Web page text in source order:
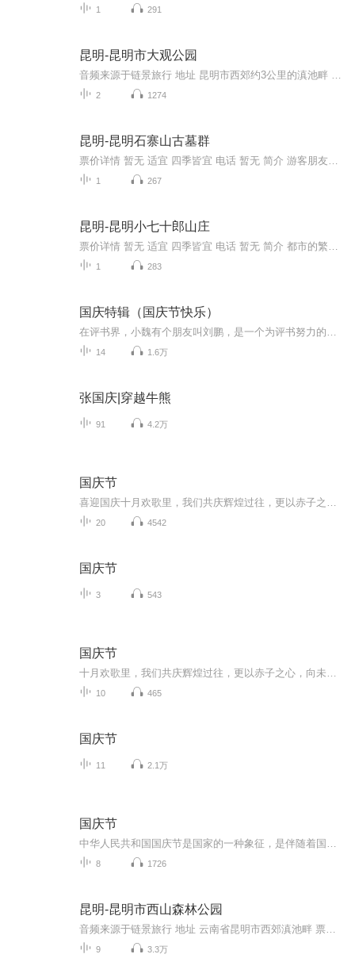
1 291
昆明-昆明市大观公园
2 1274
昆明-昆明石寨山古墓群
1 267
昆明-昆明小七十郎山庄
1 283
国庆特辑（国庆节快乐）
14 1.6万
张国庆|穿越牛熊
91 4.2万
国庆节
20 4542
国庆节
3 543
国庆节
10 465
国庆节
11 2.1万
国庆节
8 1726
昆明-昆明市西山森林公园
9 3.3万